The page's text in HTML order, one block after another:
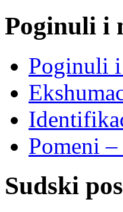
Poginuli i
Poginuli
Pomeni
Sudski